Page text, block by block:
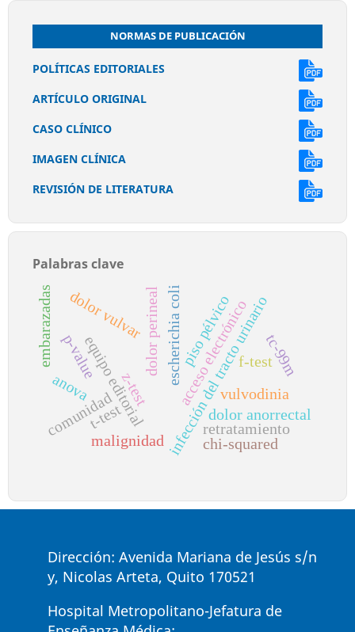
NORMAS DE PUBLICACIÓN
POLÍTICAS EDITORIALES
ARTÍCULO ORIGINAL
CASO CLÍNICO
IMAGEN CLÍNICA
REVISIÓN DE LITERATURA
Palabras clave
equipo editorial acceso electrónico
infección del tracto urinario
comunidad
escherichia coli
dolor perineal
vulvodinia
dolor vulvar piso pélvico
dolor anorrectal
retratamiento
p-value
z-test
t-test
anova
chi-squared
f-test
embarazadas
malignidad
tc-99m
Dirección: Avenida Mariana de Jesús s/n
y, Nicolas Arteta, Quito 170521
Hospital Metropolitano-Jefatura de